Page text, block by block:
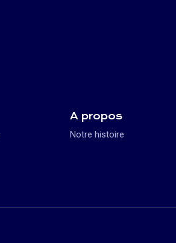
A propos
Notre histoire